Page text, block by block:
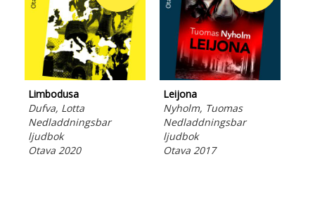
Limbodusa
Dufva, Lotta
Nedladdningsbar
ljudbok
Otava 2020
Leijona
Nyholm, Tuomas
Nedladdningsbar
ljudbok
Otava 2017